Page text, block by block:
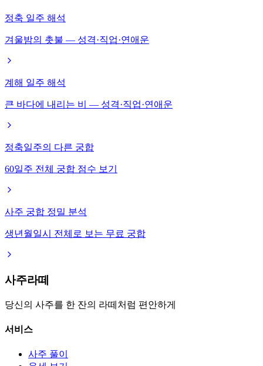
정축 일주 해석
겨울밤의 촛불 — 성격·직업·연애운
계해 일주 해석
큰 바다에 내리는 비 — 성격·직업·연애운
정축일주의 다른 궁합
60일주 전체 궁합 점수 보기
사주 궁합 정밀 분석
생년월일시 전체로 보는 무료 궁합
사주라떼
당신의 사주를 한 잔의 라떼처럼 편안하게
서비스
사주 풀이